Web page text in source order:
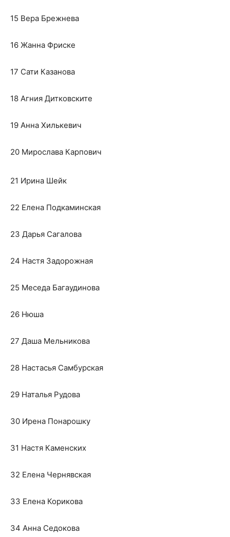
15 Вера Брежнева
16 Жанна Фриске
17 Сати Казанова
18 Агния Дитковските
19 Анна Хилькевич
20 Мирослава Карпович
21 Ирина Шейк
22 Елена Подкаминская
23 Дарья Сагалова
24 Настя Задорожная
25 Меседа Багаудинова
26 Нюша
27 Даша Мельникова
28 Настасья Самбурская
29 Наталья Рудова
30 Ирена Понарошку
31 Настя Каменских
32 Елена Чернявская
33 Елена Корикова
34 Анна Седокова